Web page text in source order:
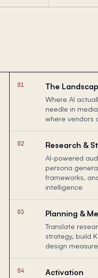
01 The
Where AI
needle in
where vendors
02 Research &
AI-powered
persona
frameworks,
intelligence
03 Planning &
Translate
strategy, build
design
04 Activation